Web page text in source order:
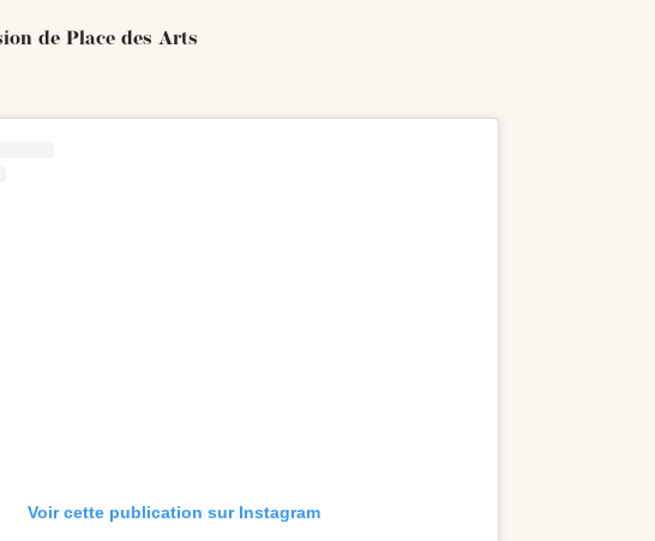
de Place des Arts
Voir cette publication sur Instagram